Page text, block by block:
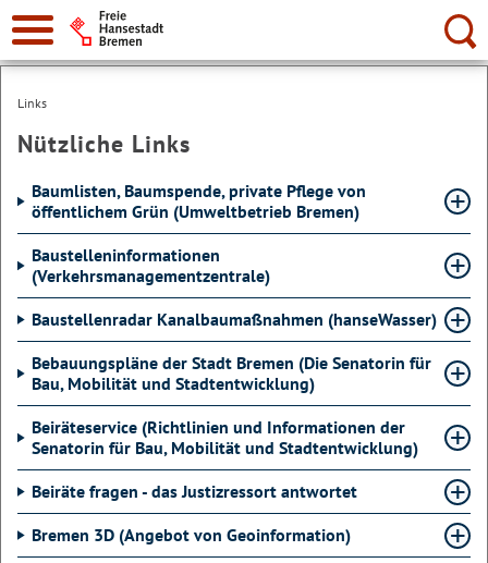
Suche:
Links
Nützliche Links
Baumlisten, Baumspende, private Pflege von
öffentlichem Grün (Umweltbetrieb Bremen)
Baustelleninformationen
(Verkehrsmanagementzentrale)
Baustellenradar Kanalbaumaßnahmen (hanseWasser)
Bebauungspläne der Stadt Bremen (Die Senatorin für
Bau, Mobilität und Stadtentwicklung)
Beiräteservice (Richtlinien und Informationen der
Senatorin für Bau, Mobilität und Stadtentwicklung)
Beiräte fragen - das Justizressort antwortet
Bremen 3D (Angebot von Geoinformation)